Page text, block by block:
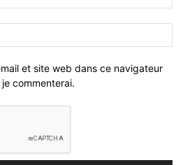
et site web dans ce navigateur
commenterai.